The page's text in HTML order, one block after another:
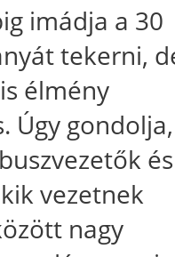
imádja a 30
tekerni,
élmény
Úgy gondolja,
és
vezetnek
nagy